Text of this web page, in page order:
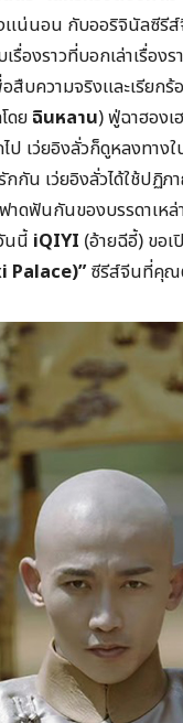
แน่นอน กับออริจินัลซีรี
องราวที่บอกเล่าเรื่องร
บความจริงและเรียกร้
ดย ฉินหลาน) ฟู่ฉาฮอง
ป เว่ยอิงลั่วก็ดูหลงทา
กัน เว่ยอิงลั่วได้ใช้ปฏิ
ดฟันกันของบรรดาเห
นนี้ iQIYI (อ้ายฉีอี้) ขอ
Palace)”ซีรีส์จีนที่คุณ